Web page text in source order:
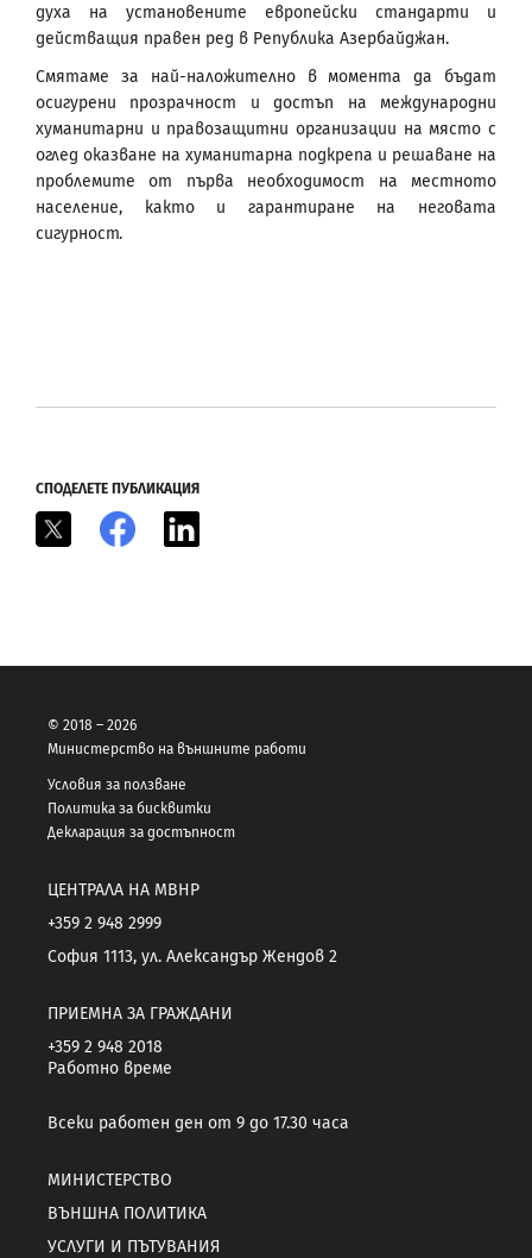
духа на установените европейски стандарти и
действащия правен ред в Република Азербайджан.
Смятаме за най-наложително в момента да бъдат
осигурени прозрачност и достъп на международни
хуманитарни и правозащитни организации на място с
оглед оказване на хуманитарна подкрепа и решаване на
проблемите от първа необходимост на местното
население, както и гарантиране на неговата
сигурност.
СПОДЕЛЕТЕ ПУБЛИКАЦИЯ
Facebook
© 2018 – 2026
Министерство на външните работи
Условия за ползване
Политика за бисквитки
Декларация за достъпност
ЦЕНТРАЛА НА МВНР
+359 2 948 2999
София 1113, ул. Александър Жендов 2
ПРИЕМНА ЗА ГРАЖДАНИ
+359 2 948 2018
Работно време
Всеки работен ден от 9 до 17.30 часа
МИНИСТЕРСТВО
ВЪНШНА ПОЛИТИКА
УСЛУГИ И ПЪТУВАНИЯ